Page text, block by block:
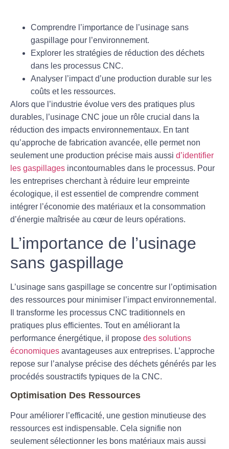
Comprendre l’importance de l’usinage sans
gaspillage pour l’environnement.
Explorer les stratégies de réduction des déchets
dans les processus CNC.
Analyser l’impact d’une production durable sur les
coûts et les ressources.
Alors que l’industrie évolue vers des pratiques plus
durables, l’usinage CNC joue un rôle crucial dans la
réduction des impacts environnementaux. En tant
qu’approche de fabrication avancée, elle permet non
seulement une production précise mais aussi d’identifier
les gaspillages incontournables dans le processus. Pour
les entreprises cherchant à réduire leur empreinte
écologique, il est essentiel de comprendre comment
intégrer l’économie des matériaux et la consommation
d’énergie maîtrisée au cœur de leurs opérations.
L’importance de l’usinage
sans gaspillage
L’usinage sans gaspillage se concentre sur l’optimisation
des ressources pour minimiser l’impact environnemental.
Il transforme les processus CNC traditionnels en
pratiques plus efficientes. Tout en améliorant la
performance énergétique, il propose des solutions
économiques avantageuses aux entreprises. L’approche
repose sur l’analyse précise des déchets générés par les
procédés soustractifs typiques de la CNC.
Optimisation Des Ressources
Pour améliorer l’efficacité, une gestion minutieuse des
ressources est indispensable. Cela signifie non
seulement sélectionner les bons matériaux mais aussi